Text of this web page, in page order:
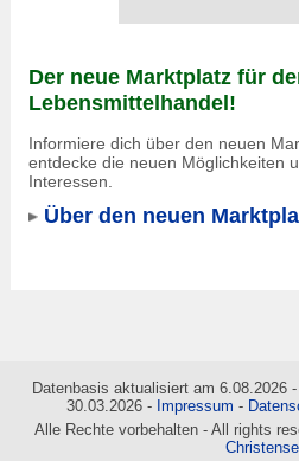
Der neue Marktplatz für
Lebensmittelhandel!
Informiere dich über den neuen
entdecke die neuen Möglichkeiten
Interessen.
Über den neuen
Datenbasis aktualisiert am 6.08.2026
30.03.2026 - Impressum -
Alle Rechte vorbehalten - All rights